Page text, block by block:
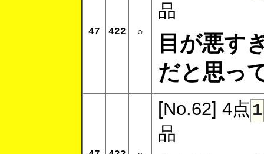
47 422 ○
品
目が悪す
だと思っ
[No.62] 4点 1
品